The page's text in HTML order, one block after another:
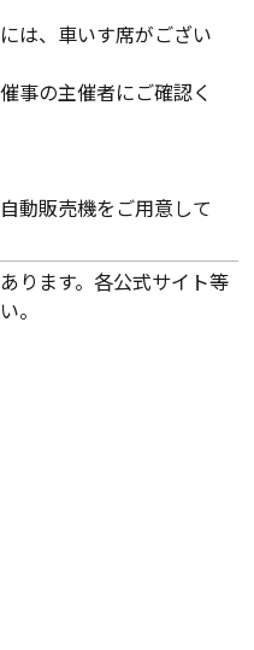
は、車いす席がござい
事の主催者にご確認く
動販売機をご用意して
ります。各公式サイト等
。